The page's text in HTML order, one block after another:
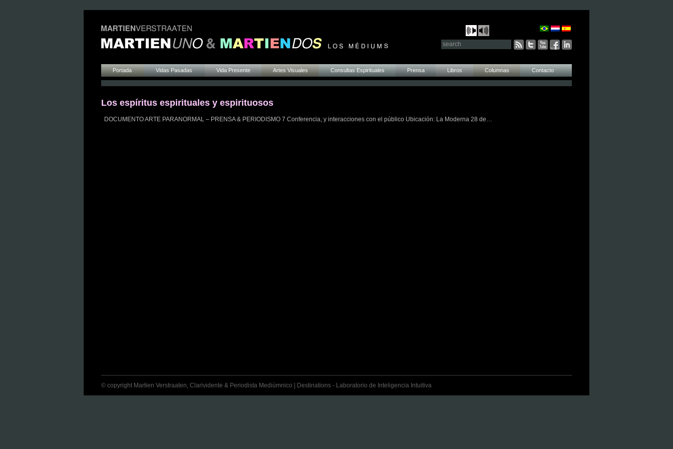
Portada Vidas Pasadas Vida Presente Artes Visuales Consultas Espirituales Prensa Libros Columnas Contacto
Los espíritus espirituales y espirituosos
DOCUMENTO ARTE PARANORMAL – PRENSA & PERIODISMO 7 Conferencia, y interacciones con el público Ubicación: La Moderna 28 de…
© copyright Martien Verstraaten, Clarividente & Periodista Mediúmnico | Destinations - Laboratorio de Inteligencia Intuitiva